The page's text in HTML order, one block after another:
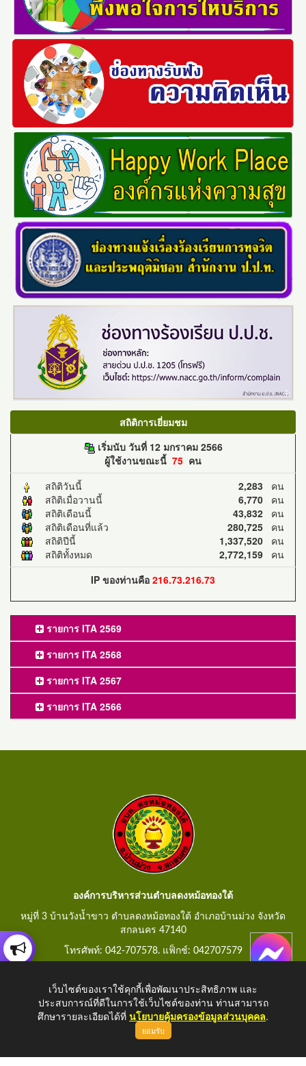
สถิติการเยี่ยมชม
เริ่มนับ วันที่ 12 มกราคม 2566
ผู้ใช้งานขณะนี้ 75 คน
สถิติวันนี้
2,283 คน
สถิติเมื่อวานนี้
6,770 คน
สถิติเดือนนี้
43,832 คน
สถิติเดือนที่แล้ว
280,725 คน
สถิติปีนี้
1,337,520 คน
สถิติทั้งหมด
2,772,159 คน
IP ของท่านคือ 216.73.216.73
รายการ ITA 2569
รายการ ITA 2568
รายการ ITA 2567
รายการ ITA 2566
องค์การบริหารส่วนตำบลดงหม้อทองใต้
หมู่ที่ 3 บ้านวังน้ำขาว ตำบลดงหม้อทองใต้ อำเภอบ้านม่วง จังหวัด
สกลนคร 47140
โทรศัพท์: 042-707578. แฟ็กช์: 042707579
Copyright © 2026 All Right Resive
เว็บไซต์ของเราใช้คุกกี้เพื่อพัฒนาประสิทธิภาพ และ
ประสบการณ์ที่ดีในการใช้เว็บไซต์ของท่าน ท่านสามารถ
ศึกษารายละเอียดได้ที่ นโยบายคุ้มครองข้อมูลส่วนบุคคล.
ยอมรับ